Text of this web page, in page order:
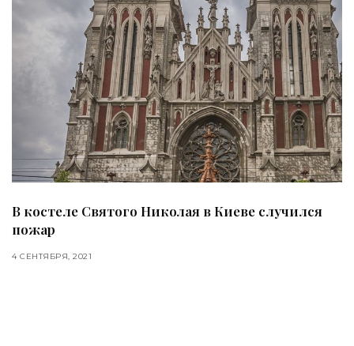
В костеле Святого Николая в Киеве случился
пожар
4 СЕНТЯБРЯ, 2021